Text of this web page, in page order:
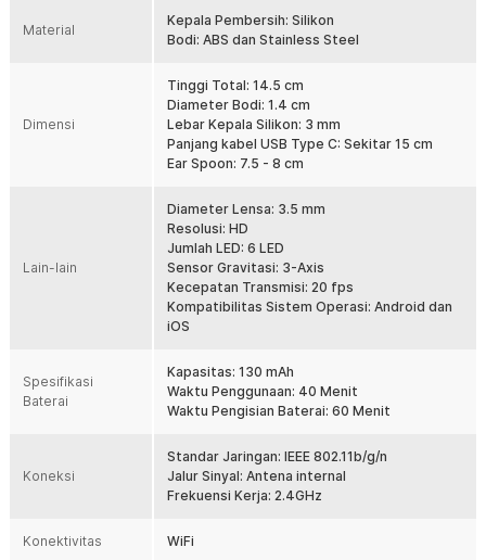
dengan suhu tubuh (sekitar 33 °C), sehingga memberikan
kenyamanan maksimal selama penggunaan.
Selain kamera pembersih, Anda juga akan mendapatkan berbagai
jenis kepala pembersih seperti sendok telinga dengan ukuran
berbeda dan spiral cleaner untuk kotoran membandel. Tersedia
juga kuas mini untuk membersihkan kamera dari kotoran atau debu
Tidak perlu pengaturan yang rumit, Anda hanya perlu mengunduh
aplikasi yang diperlukan dan menyalakan kamera endoskopi.
Menggunakan koneksi WiFi 2.4 GHz dengan kecepatan tinggi,
menghadirkan transmisi gambar yang stabil tanpa delay. Tampilan
real-time lebih lancar dengan frame rate hingga 20 fps.
Tahan Air & Mudah Dibersihkan
dibersihkan dengan mudah setelah digunakan. Jadi Anda tidak
perlu takut kamera pembersih rusak saat dibersihkan sehingga
tetap higienis dan siap dipakai kapan saja.
Dengan baterai bawaan rechargeable berkapasitas 130 mAh, Anda
dapat menggunakan kamera endoskopi ini tanpa kabel yang
menjuntai, membuat Anda dapat bergerak dengan bebas. Saat
yang tersedia hingga penuh.
Material
Kepala Pembersih: Silikon
Bodi: ABS dan Stainless Steel
Dimensi
Tinggi Total: 14.5 cm
Diameter Bodi: 1.4 cm
Lebar Kepala Silikon: 3 mm
Panjang kabel USB Type C: Sekitar 15 cm
Ear Spoon: 7.5 - 8 cm
Lain-lain
Diameter Lensa: 3.5 mm
Resolusi: HD
Jumlah LED: 6 LED
Sensor Gravitasi: 3-Axis
Kecepatan Transmisi: 20 fps
Kompatibilitas Sistem Operasi: Android dan
iOS
Spesifikasi
Baterai
Kapasitas: 130 mAh
Waktu Penggunaan: 40 Menit
Waktu Pengisian Baterai: 60 Menit
Koneksi
Standar Jaringan: IEEE 802.11b/g/n
Jalur Sinyal: Antena internal
Frekuensi Kerja: 2.4GHz
Konektivitas WiFi